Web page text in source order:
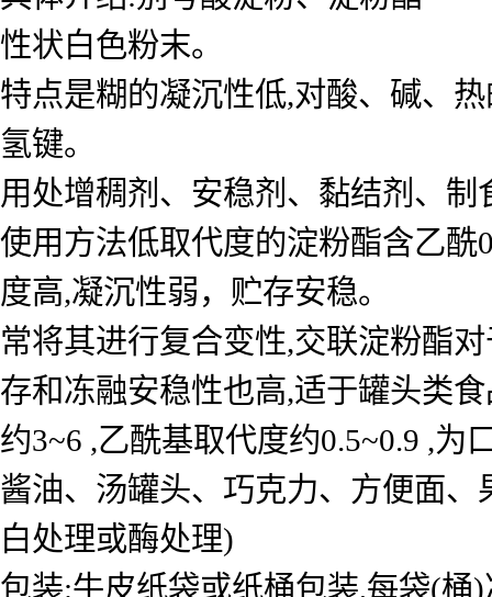
性状白色粉末。
特点是糊的凝沉性低,对酸、碱、
氢键。
用处增稠剂、安稳剂、黏结剂、制
使用方法低取代度的淀粉酯含乙酰
度高,凝沉性弱，贮存安稳。
常将其进行复合变性,交联淀粉酯
存和冻融安稳性也高,适于罐头类食
约3~6 ,乙酰基取代度约0.5~0.9 ,为
酱油、汤罐头、巧克力、方便面
白处理或酶处理)
包装:牛皮纸袋或纸桶包装,每袋(桶